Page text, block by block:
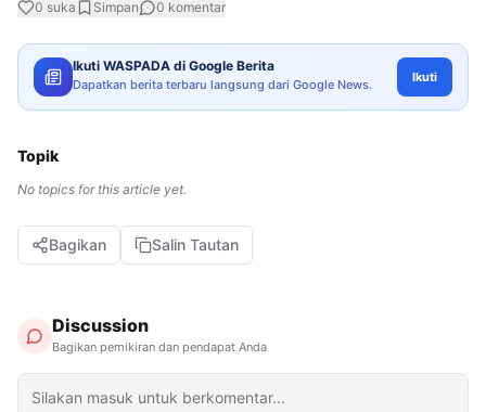
0 suka Simpan 0 komentar
Ikuti WASPADA di Google Berita
Dapatkan berita terbaru langsung dari Google News. Ikuti
Topik
No topics for this article yet.
Bagikan Salin Tautan
Discussion
Bagikan pemikiran dan pendapat Anda